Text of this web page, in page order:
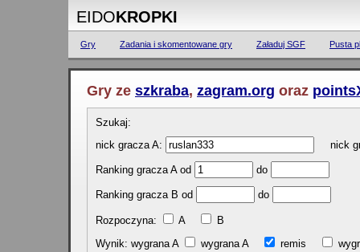
EIDOKROPKI
Gry Zadania i skomentowane gry Załaduj SGF Pusta
Gry ze szkraba, zagram.org oraz
Szukaj:
nick gracza A:
nick
Ranking gracza A od do
Ranking gracza B od do
Rozpoczyna: A
B
Wynik: wygrana A
wygrana A remis